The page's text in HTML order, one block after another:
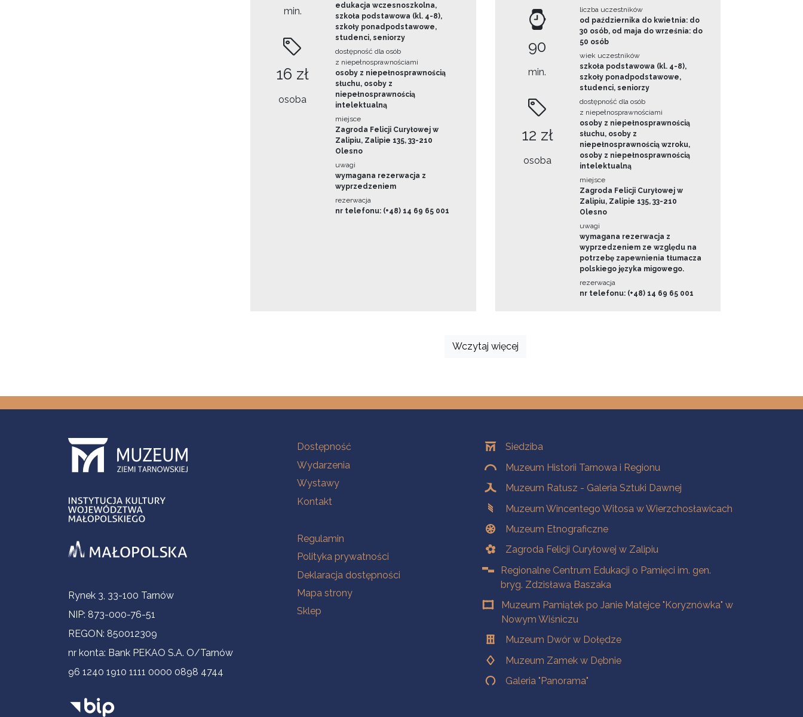
min.
16 zł
osoba
edukacja wczesnoszkolna,
szkoła podstawowa (kl. 4-8),
szkoły ponadpodstawowe,
studenci, seniorzy
dostępność dla osób
z niepełnosprawnościami
osoby z niepełnosprawnością
słuchu, osoby z
niepełnosprawnością
intelektualną
miejsce
Zagroda Felicji Curyłowej w
Zalipiu, Zalipie 135, 33-210
Olesno
uwagi
wymagana rezerwacja z
wyprzedzeniem
rezerwacja
nr telefonu: (+48) 14 69 65 001
90
min.
12 zł
osoba
liczba uczestników
od października do kwietnia: do
30 osób, od maja do września: do
50 osób
wiek uczestników
szkoła podstawowa (kl. 4-8),
szkoły ponadpodstawowe,
studenci, seniorzy
dostępność dla osób
z niepełnosprawnościami
osoby z niepełnosprawnością
słuchu, osoby z
niepełnosprawnością wzroku,
osoby z niepełnosprawnością
intelektualną
miejsce
Zagroda Felicji Curyłowej w
Zalipiu, Zalipie 135, 33-210
Olesno
uwagi
wymagana rezerwacja z
wyprzedzeniem ze względu na
potrzebę zapewnienia tłumacza
polskiego języka migowego.
rezerwacja
nr telefonu: (+48) 14 69 65 001
Wczytaj więcej
Informacje kontaktowe
Rynek 3, 33-100 Tarnów
NIP: 873-000-76-51
REGON: 850012309
nr konta: Bank PEKAO S.A. O/Tarnów
96 1240 1910 1111 0000 0898 4744
Na skróty
Dostępność
Wydarzenia
Wystawy
Kontakt
Na skróty
Regulamin
Polityka prywatności
Deklaracja dostępności
Mapa strony
Sklep
OddziałySiedziba
Muzeum Historii Tarnowa i Regionu
Muzeum Ratusz - Galeria Sztuki Dawnej
Muzeum Wincentego Witosa w Wierzchosławicach
Muzeum Etnograficzne
Zagroda Felicji Curyłowej w Zalipiu
Regionalne Centrum Edukacji o Pamięci im. gen.
bryg. Zdzisława Baszaka
Muzeum Pamiątek po Janie Matejce "Koryznówka" w
Nowym Wiśniczu
Muzeum Dwór w Dołędze
Muzeum Zamek w Dębnie
Galeria "Panorama"